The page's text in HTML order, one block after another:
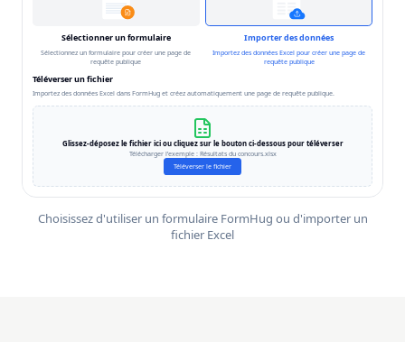
Choisissez d'utiliser un formulaire FormHug ou d'importer un
fichier Excel